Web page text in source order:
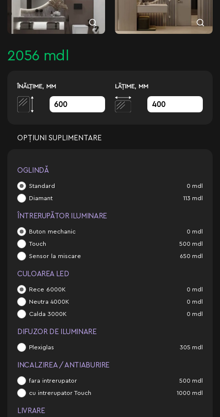
2056 mdl
ÎNĂLŢIME, MM LĂŢIME, MM
OPȚIUNI SUPLIMENTARE
OGLINDĂ
Standard 0 mdl
Diamant 113 mdl
ÎNTRERUPĂTOR ILUMINARE
Buton mechanic 0 mdl
Touch 500 mdl
Sensor la miscare 650 mdl
CULOAREA LED
Rece 6000K 0 mdl
Neutra 4000K 0 mdl
Calda 3000K 0 mdl
DIFUZOR DE ILUMINARE
Plexiglas 305 mdl
INCALZIREA / ANTIABURIRE
fara intrerupator 500 mdl
cu intrerupator Touch 1000 mdl
LIVRARE